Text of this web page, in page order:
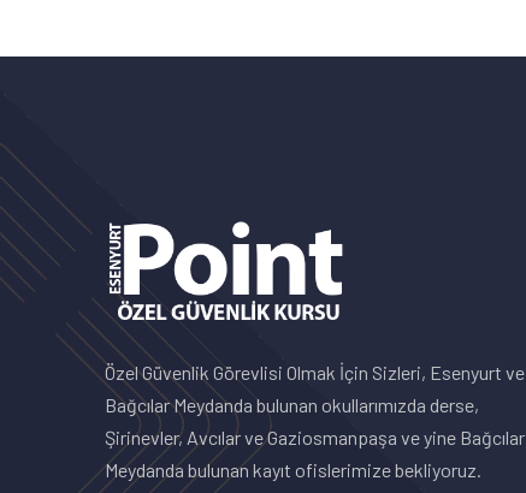
Özel Güvenlik Görevlisi Olmak İçin Sizleri, Esenyurt ve
Bağcılar Meydanda bulunan okullarımızda derse,
Şirinevler, Avcılar ve Gaziosmanpaşa ve yine Bağcılar
Meydanda bulunan kayıt ofislerimize bekliyoruz.